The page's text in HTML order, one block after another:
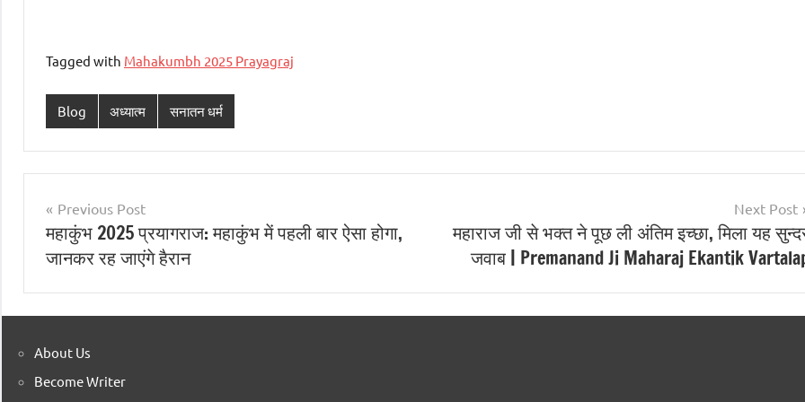
Tagged with Mahakumbh 2025 Prayagraj
Blog अध्यात्म सनातन धर्म
Previous Post
महाकुंभ 2025 प्रयागराज: महाकुंभ में पहली बार ऐसा होगा,
जानकर रह जाएंगे हैरान
Next Post
महाराज जी से भक्त ने पूछ ली अंतिम इच्छा, मिला यह
जवाब | Premanand Ji Maharaj Ekantik
About Us
Become Writer